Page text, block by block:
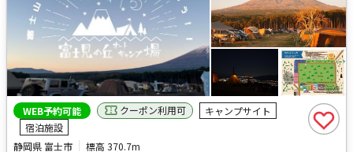
WEB予約可能 クーポン利用可
キャンプサイト
宿泊施設
静岡県 富士市
標高370.7m